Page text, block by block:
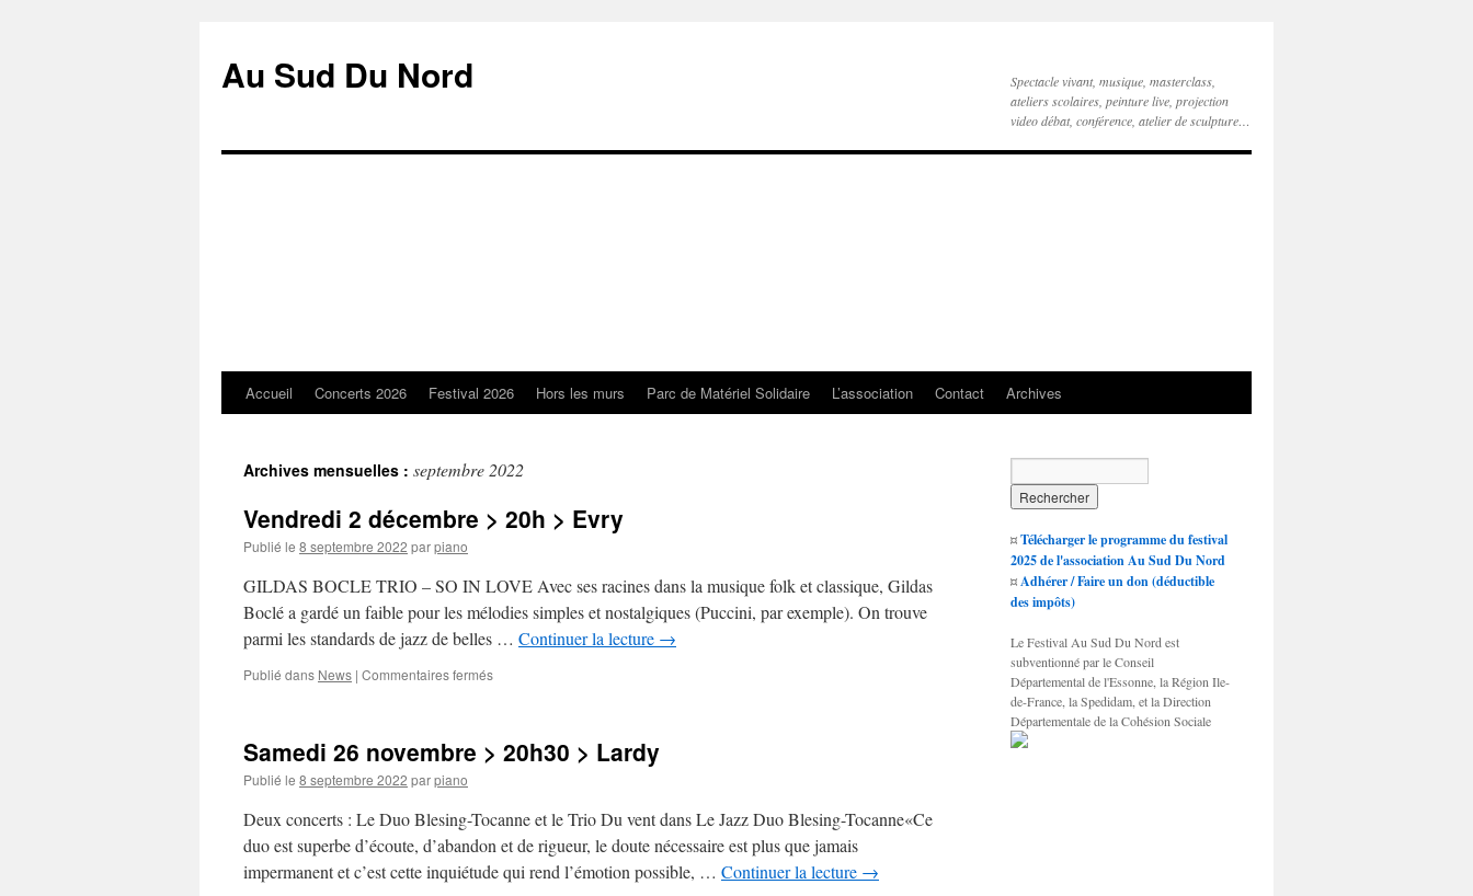
Au Sud Du Nord
Spectacle vivant, musique, masterclass,
ateliers scolaires, peinture live, projection
video débat, conférence, atelier de sculpture…
Aller
contenu
Accueil Concerts 2026 Festival 2026 Hors les murs Parc de Matériel Solidaire L’association Contact Archives
Archives mensuelles : septembre 2022
Vendredi 2 décembre > 20h > Evry
Publié le 8 septembre 2022 parpiano
GILDAS BOCLE TRIO – SO IN LOVE Avec ses racines dans la musique folk et classique, Gildas
Boclé a gardé un faible pour les mélodies simples et nostalgiques (Puccini, par exemple). On trouve
parmi les standards de jazz de belles … Continuer la lecture →
Publié dans News | Commentaires ferméssur
>
Samedi 26 novembre > 20h30 > Lardy
Publié le 8 septembre 2022 parpiano
Deux concerts : Le Duo Blesing-Tocanne et le Trio Du vent dans Le Jazz Duo Blesing-Tocanne«Ce
duo est superbe d’écoute, d’abandon et de rigueur, le doute nécessaire est plus que jamais
impermanent et c’est cette inquiétude qui rend l’émotion possible, … Continuer la lecture →
¤Télécharger le programme du festival
2025 de l'association Au Sud Du Nord
¤Adhérer / Faire un don (déductible
des impôts)
Le Festival Au Sud Du Nord est
subventionné par le Conseil
Départemental de l'Essonne, la Région Ile-
de-France, la Spedidam, et la Direction
Départementale de la Cohésion Sociale